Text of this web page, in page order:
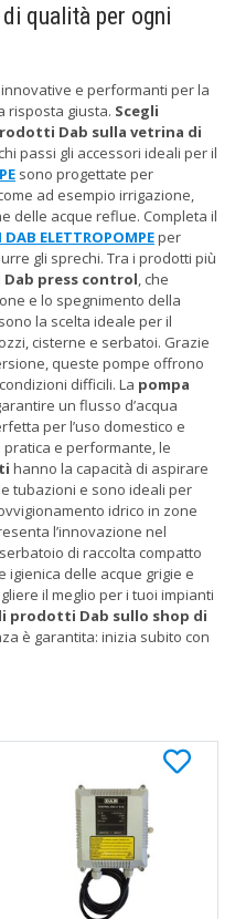
qualità per ogni
e performanti per la
risposta giusta. Scegli
Dab sulla vetrina di
passi gli accessori ideali per il
sono progettate per
ad esempio irrigazione,
delle acque reflue. Completa il
DAB ELETTROPOMPEper
gli sprechi. Tra i prodotti più
Dab press control, che
e lo spegnimento della
sono la scelta ideale per il
cisterne e serbatoi. Grazie
queste pompe offrono
difficili. La pompa
un flusso d’acqua
per l’uso domestico e
pratica e performante, le
hanno la capacità di aspirare
tubazioni e sono ideali per
idrico in zone
l’innovazione nel
di raccolta compatto
delle acque grigie e
il meglio per i tuoi impianti
prodotti Dab sullo shop di
è garantita: inizia subito con